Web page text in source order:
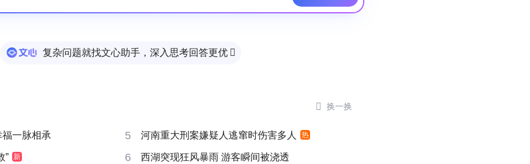
复杂问题就找文心助手，深入思考回答更优 
 换一换
一脉相承 5 河南重大刑案嫌疑人逃窜时伤害多人 热
” 新 6 西湖突现狂风暴雨 游客瞬间被浇透